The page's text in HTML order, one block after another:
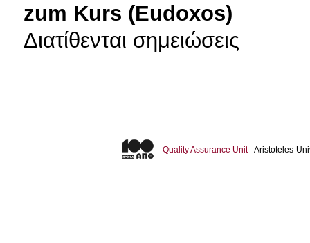
zum Kurs (Eudoxos)
Διατίθενται σημειώσεις
Quality Assurance Unit- Aristoteles-